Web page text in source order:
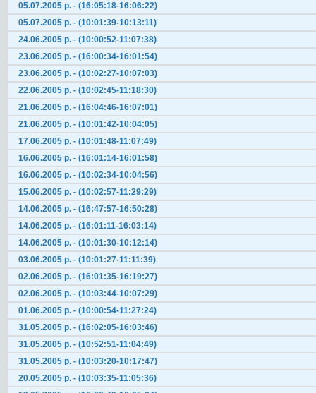
05.07.2005 р. - (16:05:18-16:06:22)
05.07.2005 р. - (10:01:39-10:13:11)
24.06.2005 р. - (10:00:52-11:07:38)
23.06.2005 р. - (16:00:34-16:01:54)
23.06.2005 р. - (10:02:27-10:07:03)
22.06.2005 р. - (10:02:45-11:18:30)
21.06.2005 р. - (16:04:46-16:07:01)
21.06.2005 р. - (10:01:42-10:04:05)
17.06.2005 р. - (10:01:48-11:07:49)
16.06.2005 р. - (16:01:14-16:01:58)
16.06.2005 р. - (10:02:34-10:04:56)
15.06.2005 р. - (10:02:57-11:29:29)
14.06.2005 р. - (16:47:57-16:50:28)
14.06.2005 р. - (16:01:11-16:03:14)
14.06.2005 р. - (10:01:30-10:12:14)
03.06.2005 р. - (10:01:27-11:11:39)
02.06.2005 р. - (16:01:35-16:19:27)
02.06.2005 р. - (10:03:44-10:07:29)
01.06.2005 р. - (10:00:54-11:27:24)
31.05.2005 р. - (16:02:05-16:03:46)
31.05.2005 р. - (10:52:51-11:04:49)
31.05.2005 р. - (10:03:20-10:17:47)
20.05.2005 р. - (10:03:35-11:05:36)